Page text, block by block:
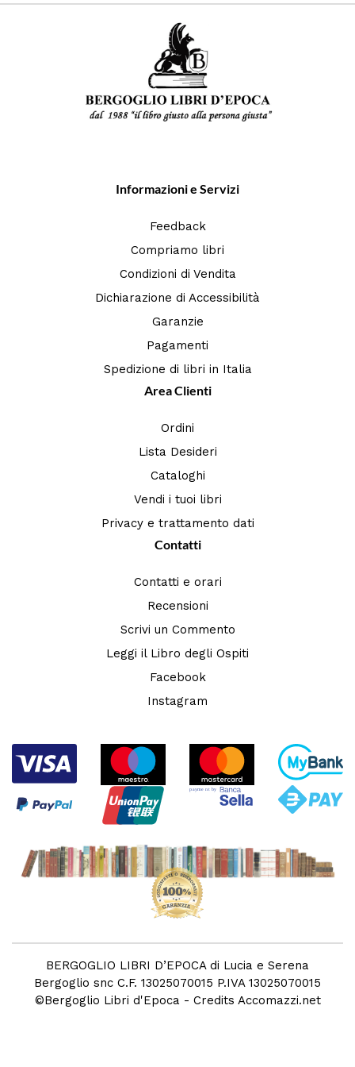
Informazioni e Servizi
Feedback
Compriamo libri
Condizioni di Vendita
Dichiarazione di Accessibilità
Garanzie
Pagamenti
Spedizione di libri in Italia
Area Clienti
Ordini
Lista Desideri
Cataloghi
Vendi i tuoi libri
Privacy e trattamento dati
Contatti
Contatti e orari
Recensioni
Scrivi un Commento
Leggi il Libro degli Ospiti
Facebook
Instagram
BERGOGLIO LIBRI D’EPOCA di Lucia e Serena
Bergoglio snc C.F. 13025070015 P.IVA 13025070015
©Bergoglio Libri d'Epoca - Credits Accomazzi.net